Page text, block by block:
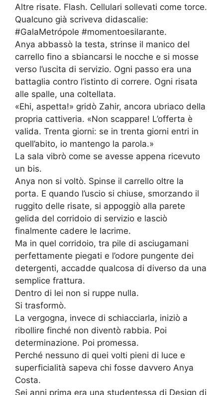
Altre risate. Flash. Cellulari sollevati come torce.
Qualcuno già scriveva didascalie:
#GalaMetrópole #momentoesilarante.
Anya abbassò la testa, strinse il manico del
carrello fino a sbiancarsi le nocche e si mosse
verso l’uscita di servizio. Ogni passo era una
battaglia contro l’istinto di correre. Ogni risata
alle spalle, una coltellata.
«Ehi, aspetta!» gridò Zahir, ancora ubriaco della
propria cattiveria. «Non scappare! L’offerta è
valida. Trenta giorni: se in trenta giorni entri in
quell’abito, io mantengo la parola.»
La sala vibrò come se avesse appena ricevuto
un bis.
Anya non si voltò. Spinse il carrello oltre la
porta. E quando l’uscio si chiuse, smorzando il
ruggito delle risate, si appoggiò alla parete
gelida del corridoio di servizio e lasciò
finalmente cadere le lacrime.
Ma in quel corridoio, tra pile di asciugamani
perfettamente piegati e l’odore pungente dei
detergenti, accadde qualcosa di diverso da una
semplice frattura.
Dentro di lei non si ruppe nulla.
Si trasformò.
La vergogna, invece di schiacciarla, iniziò a
ribollire finché non diventò rabbia. Poi
determinazione. Poi promessa.
Perché nessuno di quei volti pieni di luce e
superficialità sapeva chi fosse davvero Anya
Costa.
Sei anni prima era una studentessa di Design di